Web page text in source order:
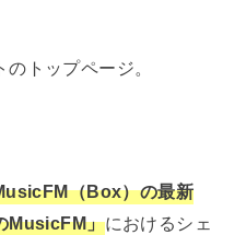
トップページ。
（Box）の最新
MusicFM」におけるシェ